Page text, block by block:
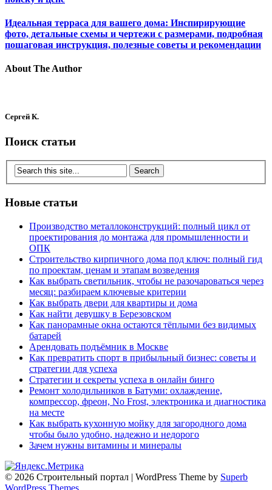
Идеальная терраса для вашего дома: Инспирирующие
фото, детальные схемы и чертежи с размерами, подробная
пошаговая инструкция, полезные советы и рекомендации
About The Author
Сергей К.
Поиск статьи
Новые статьи
Производство металлоконструкций: полный цикл от
проектирования до монтажа для промышленности и
ОПК
Строительство кирпичного дома под ключ: полный гид
по проектам, ценам и этапам возведения
Как выбрать светильник, чтобы не разочароваться через
месяц: разбираем ключевые критерии
Как выбрать двери для квартиры и дома
Как найти девушку в Березовском
Как панорамные окна остаются тёплыми без видимых
батарей
Арендовать подъёмник в Москве
Как превратить спорт в прибыльный бизнес: советы и
стратегии для успеха
Стратегии и секреты успеха в онлайн бинго
Ремонт холодильников в Батуми: охлаждение,
компрессор, фреон, No Frost, электроника и диагностика
на месте
Как выбрать кухонную мойку для загородного дома
чтобы было удобно, надежно и недорого
Зачем нужны витамины и минералы
© 2026 Строительный портал | WordPress Theme by Superb
WordPress Themes